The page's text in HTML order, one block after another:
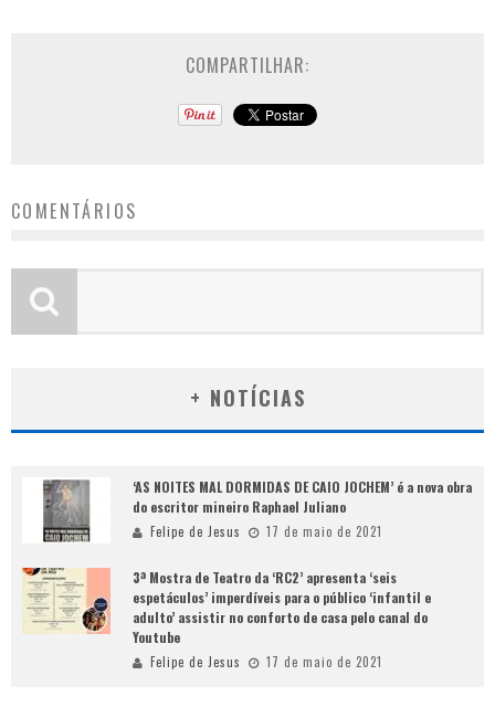
COMPARTILHAR:
COMENTÁRIOS
+ NOTÍCIAS
‘AS NOITES MAL DORMIDAS DE CAIO JOCHEM’ é a nova obra
do escritor mineiro Raphael Juliano
Felipe de Jesus 17 de maio de 2021
3ª Mostra de Teatro da ‘RC2’ apresenta ‘seis
espetáculos’ imperdíveis para o público ‘infantil e
adulto’ assistir no conforto de casa pelo canal do
Youtube
Felipe de Jesus 17 de maio de 2021